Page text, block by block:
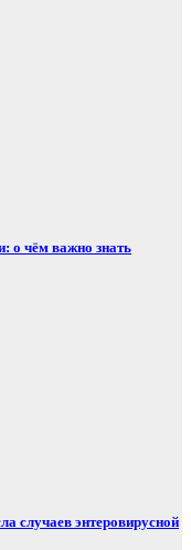
о чём важно знать
случаев энтеровирусной